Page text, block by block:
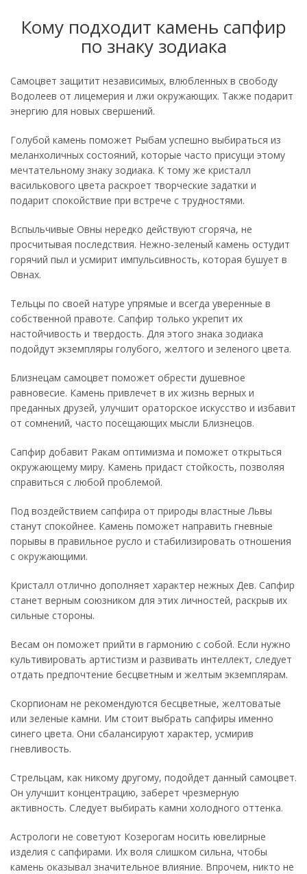
Кому подходит камень сапфир
по знаку зодиака
Самоцвет защитит независимых, влюбленных в свободу
Водолеев от лицемерия и лжи окружающих. Также подарит
энергию для новых свершений.
Голубой камень поможет Рыбам успешно выбираться из
меланхоличных состояний, которые часто присущи этому
мечтательному знаку зодиака. К тому же кристалл
василькового цвета раскроет творческие задатки и
подарит спокойствие при встрече с трудностями.
Вспыльчивые Овны нередко действуют сгоряча, не
просчитывая последствия. Нежно-зеленый камень остудит
горячий пыл и усмирит импульсивность, которая бушует в
Овнах.
Тельцы по своей натуре упрямые и всегда уверенные в
собственной правоте. Сапфир только укрепит их
настойчивость и твердость. Для этого знака зодиака
подойдут экземпляры голубого, желтого и зеленого цвета.
Близнецам самоцвет поможет обрести душевное
равновесие. Камень привлечет в их жизнь верных и
преданных друзей, улучшит ораторское искусство и избавит
от сомнений, часто посещающих мысли Близнецов.
Сапфир добавит Ракам оптимизма и поможет открыться
окружающему миру. Камень придаст стойкость, позволяя
справиться с любой проблемой.
Под воздействием сапфира от природы властные Львы
станут спокойнее. Камень поможет направить гневные
порывы в правильное русло и стабилизировать отношения
с окружающими.
Кристалл отлично дополняет характер нежных Дев. Сапфир
станет верным союзником для этих личностей, раскрыв их
сильные стороны.
Весам он поможет прийти в гармонию с собой. Если нужно
культивировать артистизм и развивать интеллект, следует
отдать предпочтение бесцветным и желтым экземплярам.
Скорпионам не рекомендуются бесцветные, желтоватые
или зеленые камни. Им стоит выбрать сапфиры именно
синего цвета. Они сбалансируют характер, усмирив
гневливость.
Стрельцам, как никому другому, подойдет данный самоцвет.
Он улучшит концентрацию, заберет чрезмерную
активность. Следует выбирать камни холодного оттенка.
Астрологи не советуют Козерогам носить ювелирные
изделия с сапфирами. Их воля слишком сильна, чтобы
камень оказывал значительное влияние. Впрочем, никто не